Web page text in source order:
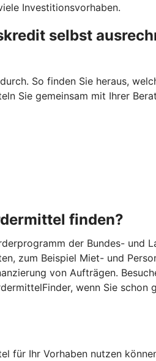
Investitionsvorhaben.
selbst
So finden Sie heraus,
Sie gemeinsam mit Ihrer
finden?
der Bundes-
zum Beispiel Miet- und
von Aufträgen.
wenn Sie
für Ihr Vorhaben nutzen